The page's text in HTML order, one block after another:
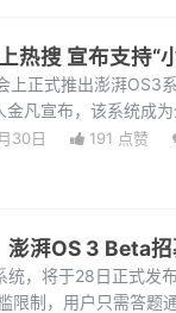
热搜 宣布支持“
正式推出澎湃OS3
凡宣布，该系统成为
30日 191 点赞
湃OS 3 Beta
统，将于28日正式发
限制，用户只需答题